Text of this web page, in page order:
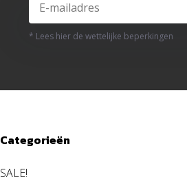
* Lees hier de wettelijke beperkingen
Categorieën
SALE!